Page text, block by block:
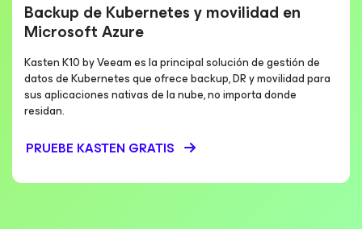
Backup de Kubernetes y movilidad en
Microsoft Azure
Kasten K10 by Veeam es la principal solución de gestión de
datos de Kubernetes que ofrece backup, DR y movilidad para
sus aplicaciones nativas de la nube, no importa donde
residan.
PRUEBE KASTEN GRATIS